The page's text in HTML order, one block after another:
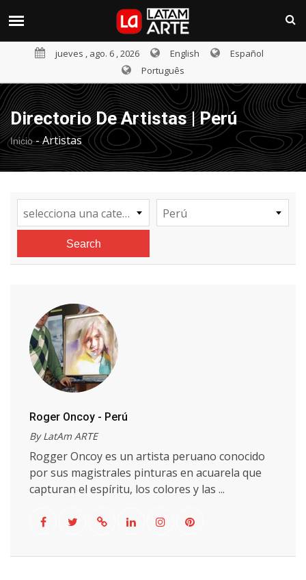
jueves , ago. 6 , 2026 English
Español
Português
Directorio De Artistas | Perú
Inicio-Artistas
selecciona una categoría Perú
Search
Roger Oncoy - Perú
By LatAm ARTE
Rogger Oncoy es un artista peruano conocido
por sus magistrales pinturas en acuarela que
capturan el espíritu, los colores y las ...